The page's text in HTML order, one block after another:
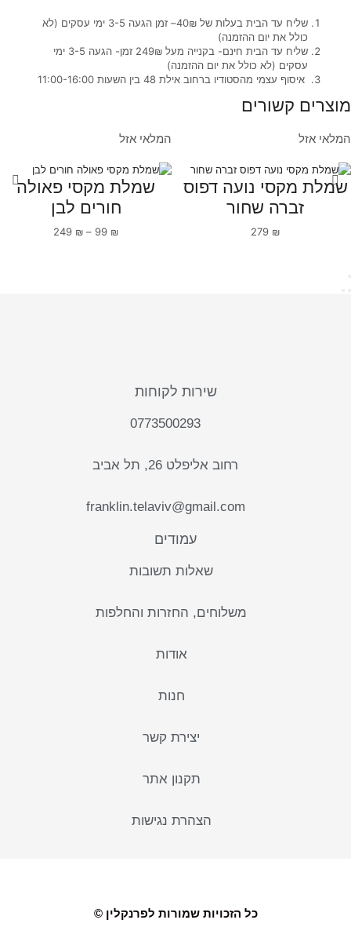
שליח עד הבית בעלות של 40₪– זמן הגעה 3-5 ימי עסקים (לא
כולל את יום ההזמנה)
שליח עד הבית חינם- בקנייה מעל 249₪ זמן- הגעה 3-5 ימי
עסקים (לא כולל את יום ההזמנה)
איסוף עצמי מהסטודיו ברחוב אילת 48 בין השעות 11:00-16:00
מוצרים קשורים
המלאי אזל
שמלת מקסי נועה דפוס
זברה שחור
279 ₪
המלאי אזל
שמלת מקסי פאולה
חורים לבן
99 ₪
–
249 ₪
שירות לקוחות
0773500293
רחוב אליפלט 26, תל אביב
franklin.telaviv@gmail.com
עמודים
שאלות תשובות
משלוחים, החזרות והחלפות
אודות
חנות
יצירת קשר
תקנון אתר
הצהרת נגישות
כל הזכויות שמורות לפרנקלין ©